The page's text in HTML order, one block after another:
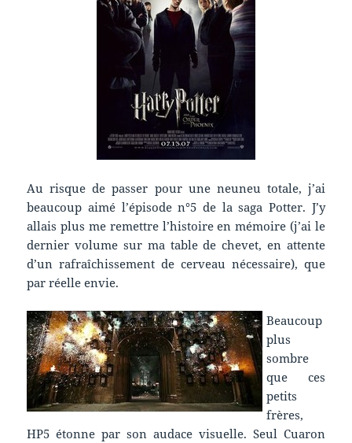
Au risque de passer pour une neuneu totale, j’ai
beaucoup aimé l’épisode n°5 de la saga Potter. J’y
allais plus me remettre l’histoire en mémoire (j’ai le
dernier volume sur ma table de chevet, en attente
d’un rafraîchissement de cerveau nécessaire), que
par réelle envie.
Beaucoup
plus
sombre
que ces
petits
frères,
HP5 étonne par son audace visuelle. Seul Cuaron